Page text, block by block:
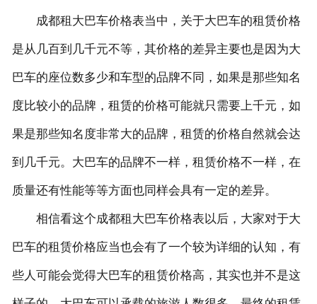
成都租大巴车价格表当中，关于大巴车的租赁价格
是从几百到几千元不等，其价格的差异主要也是因为大
巴车的座位数多少和车型的品牌不同，如果是那些知名
度比较小的品牌，租赁的价格可能就只需要上千元，如
果是那些知名度非常大的品牌，租赁的价格自然就会达
到几千元。大巴车的品牌不一样，租赁价格不一样，在
质量还有性能等等方面也同样会具有一定的差异。
相信看这个成都租大巴车价格表以后，大家对于大
巴车的租赁价格应当也会有了一个较为详细的认知，有
些人可能会觉得大巴车的租赁价格高，其实也并不是这